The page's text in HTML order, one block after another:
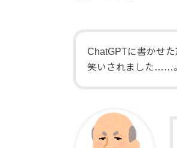
ChatGPTに書かせ
笑いされました……